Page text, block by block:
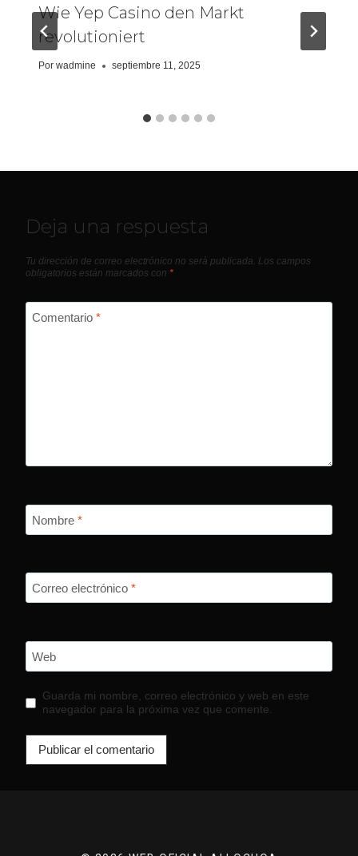
Wie Yep Casino den Markt
revolutioniert
Por wadmine septiembre 11, 2025
Deja una respuesta
Tu dirección de correo electrónico no será publicada. Los campos
obligatorios están marcados con *
Comentario *
Nombre *
Correo electrónico *
Web
Guarda mi nombre, correo electrónico y web en este
navegador para la próxima vez que comente.